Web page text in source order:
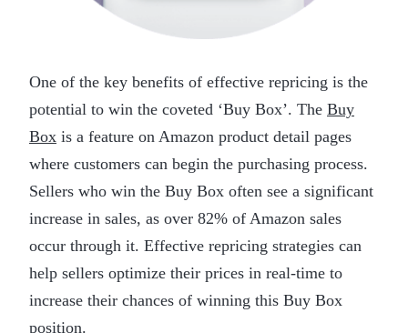
One of the key benefits of effective repricing is the
potential to win the coveted ‘Buy Box’. The Buy
Box is a feature on Amazon product detail pages
where customers can begin the purchasing process.
Sellers who win the Buy Box often see a significant
increase in sales, as over 82% of Amazon sales
occur through it. Effective repricing strategies can
help sellers optimize their prices in real-time to
increase their chances of winning this Buy Box
position.